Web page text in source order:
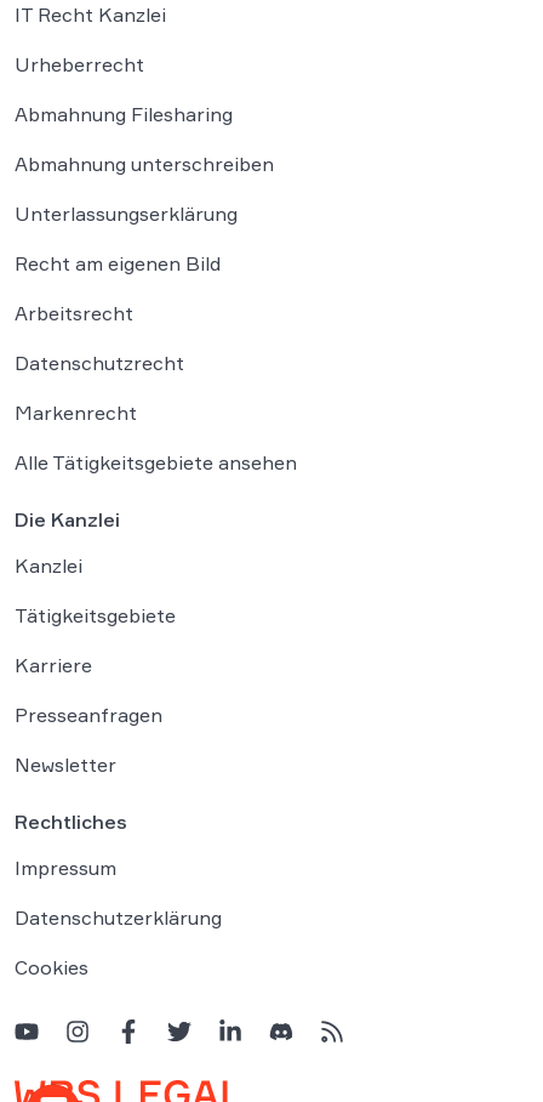
IT Recht Kanzlei
Urheberrecht
Abmahnung Filesharing
Abmahnung unterschreiben
Unterlassungserklärung
Recht am eigenen Bild
Arbeitsrecht
Datenschutzrecht
Markenrecht
Alle Tätigkeitsgebiete ansehen
Die Kanzlei
Kanzlei
Tätigkeitsgebiete
Karriere
Presseanfragen
Newsletter
Rechtliches
Impressum
Datenschutzerklärung
Cookies